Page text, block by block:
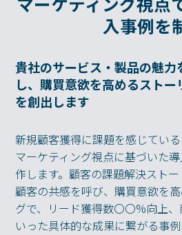
入事例を
貴社のサービス・製品の魅力
し、購買意欲を高めるスト
を創出します
新規顧客獲得に課題を感じてい
マーケティング視点に基づいた
作します。顧客の課題解決スト
顧客の共感を呼び、購買意欲を
グで、リード獲得数〇〇%向上
いった具体的な成果に繋がる事例